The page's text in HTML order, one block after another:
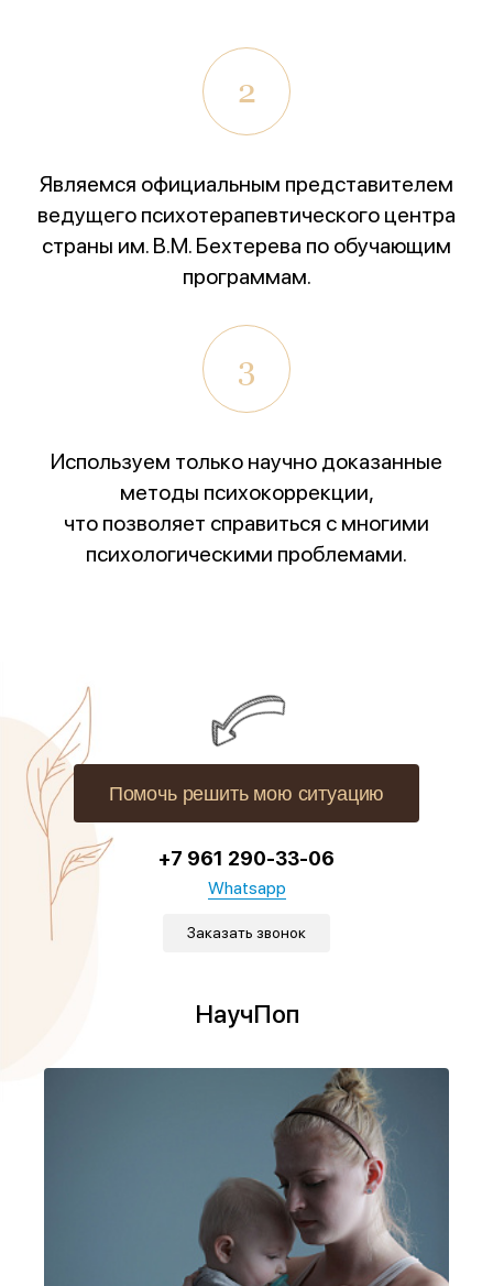
Всероссийский конкурс
лучших региональных
психотерапевтических практик
«Феникс: Призвание и Мастерство».
НМИЦ им. В.М. Бехтерева.
Предыдущая победа:
2-е место в той же номинации
(2025г.)
развитии!
2
Являемся официальным представителем
ведущего психотерапевтического центра
страны им. В.М. Бехтерева по обучающим
программам.
3
Используем только научно доказанные
методы психокоррекции,
что позволяет справиться с многими
психологическими проблемами.
Помочь решить мою ситуацию
+7 961 290-33-06
Whatsapp
Заказать звонок
НаучПоп